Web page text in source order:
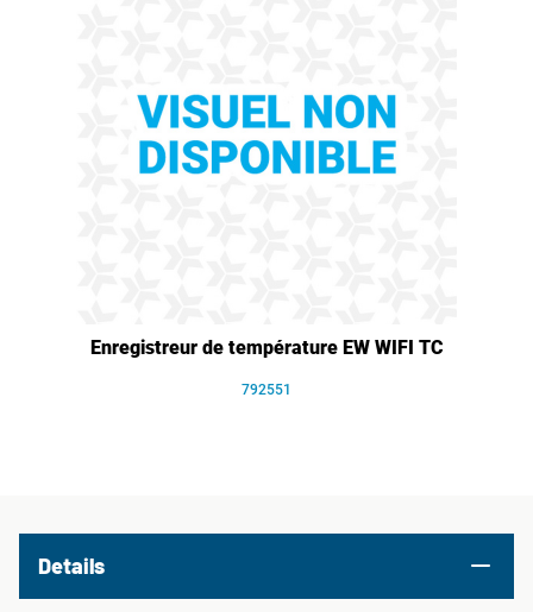
Enregistreur de température EW WIFI TC
792551
Details